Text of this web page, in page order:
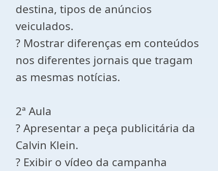
destina, tipos de anúncios
veiculados.
? Mostrar diferenças em conteúdos
nos diferentes jornais que tragam
as mesmas notícias.
2ª Aula
? Apresentar a peça publicitária da
Calvin Klein.
? Exibir o vídeo da campanha